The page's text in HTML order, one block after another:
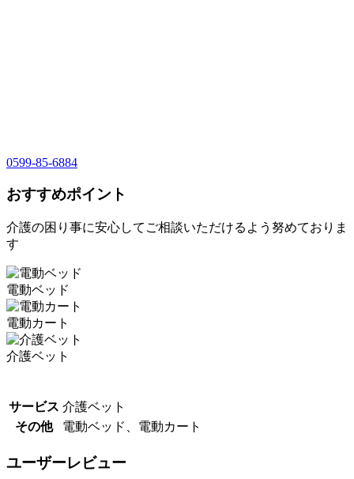
0599-85-6884
おすすめポイント
介護の困り事に安心してご相談いただけるよう努めておりま
す
電動ベッド
電動カート
介護ベット
サービス 介護ベット
その他
電動ベッド、電動カート
ユーザーレビュー